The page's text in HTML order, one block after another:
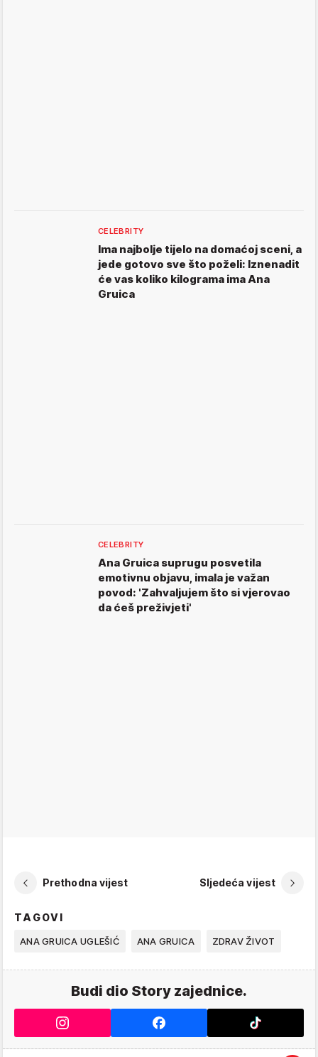
CELEBRITY
Ima najbolje tijelo na domaćoj sceni, a
jede gotovo sve što poželi: Iznenadit
će vas koliko kilograma ima Ana
Gruica
CELEBRITY
Ana Gruica suprugu posvetila
emotivnu objavu, imala je važan
povod: 'Zahvaljujem što si vjerovao
da ćeš preživjeti'
Prethodna vijest Sljedeća vijest
TAGOVI
ANA GRUICA UGLEŠIĆ ANA GRUICA ZDRAV ŽIVOT
Budi dio Story zajednice.